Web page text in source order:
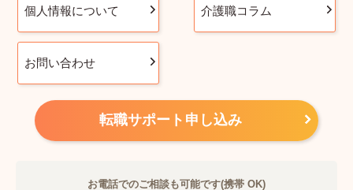
個人情報について 介護職コラム
お問い合わせ
転職サポート申し込み
お電話でのご相談も可能です(携帯 OK)